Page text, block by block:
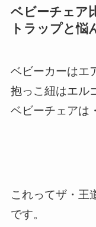
ベビーチェア
トラップと悩
ベビーカーはエ
抱っこ紐はエル
ベビーチェアは
これってザ・王
です。